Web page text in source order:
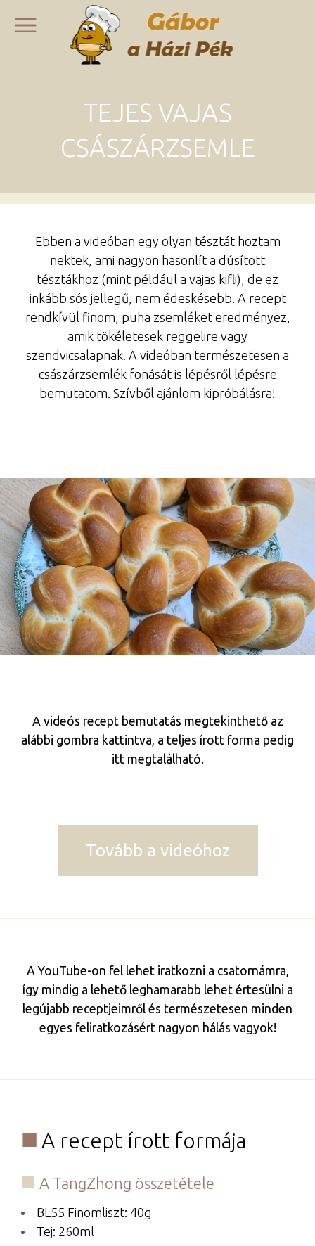
TEJES VAJAS
CSÁSZÁRZSEMLE
Ebben a videóban egy olyan tésztát hoztam
nektek, ami nagyon hasonlít a dúsított
tésztákhoz (mint például a vajas kifli), de ez
inkább sós jellegű, nem édeskésebb. A recept
rendkívül finom, puha zsemléket eredményez,
amik tökéletesek reggelire vagy
szendvicsalapnak. A videóban természetesen a
császárzsemlék fonását is lépésről lépésre
bemutatom. Szívből ajánlom kipróbálásra!
A videós recept bemutatás megtekinthető az
alábbi gombra kattintva, a teljes írott forma pedig
itt megtalálható.
Tovább a videóhoz
A YouTube-on fel lehet iratkozni a csatornámra,
így mindig a lehető leghamarabb lehet értesülni a
legújabb receptjeimről és természetesen minden
egyes feliratkozásért nagyon hálás vagyok!
A recept írott formája
A TangZhong összetétele
BL55 Finomliszt: 40g
Tej: 260ml